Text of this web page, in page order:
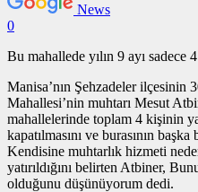
News
0
Bu mahallede yılın 9 ayı sadece
Manisa’nın Şehzadeler ilçesinin
Mahallesi’nin muhtarı Mesut
mahallelerinde toplam 4 kişinin
kapatılmasını ve burasının
Kendisine muhtarlık hizmeti
yatırıldığını belirten Atbiner,
olduğunu düşünüyorum dedi.